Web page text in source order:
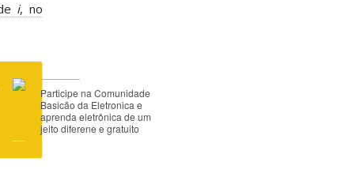
i, no
Participe na Comunidade
Basicão da Eletronica e
aprenda eletrônica de um
jeito diferene e gratuito